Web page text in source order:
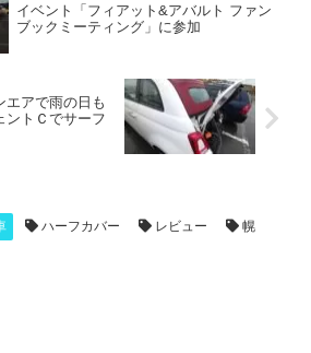
イベント「フィアット&アバルト ファン
ブックミーティング」に参加
エアで雨の日も
ントＣでサーフ
ハーフカバー レビュー 幌